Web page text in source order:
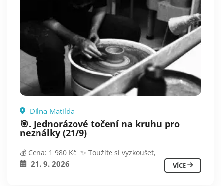
Dílna Matilda
🎯. Jednorázové točení na kruhu pro
neználky (21/9)
💰 Cena: 1 980 Kč ✨ Toužíte si vyzkoušet,
21. 9. 2026 VÍCE